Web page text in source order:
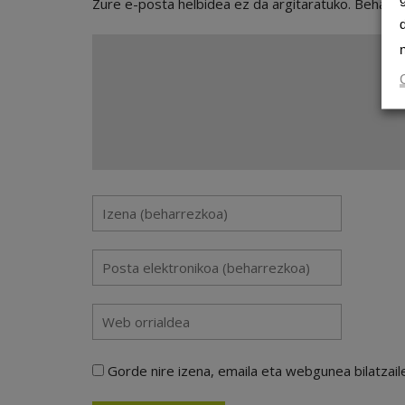
Zure e-posta helbidea ez da argitaratuko.
Gorde nire izena, emaila eta webgunea